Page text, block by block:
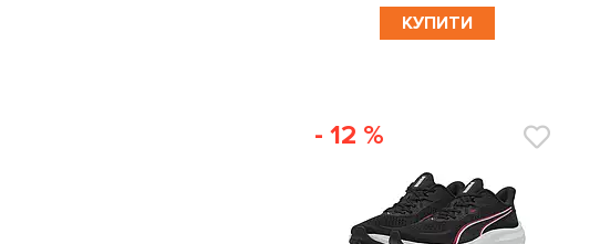
КУПИТИ
- 12 %